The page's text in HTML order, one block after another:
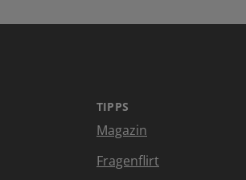
TIPPS
Magazin
Fragenflirt